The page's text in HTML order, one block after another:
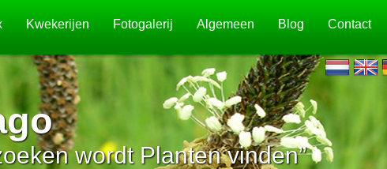
Kwekerijen Fotogalerij Algemeen Blog Contact
wordt Planten vinden”